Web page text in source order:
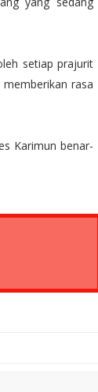
setiap prajurit
rasa
Karimun benar-